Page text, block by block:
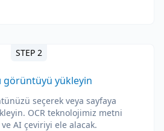
STEP 2
görüntüyü yükleyin
seçerek veya sayfaya
OCR teknolojimiz metni
ve AI çeviriyi ele alacak.